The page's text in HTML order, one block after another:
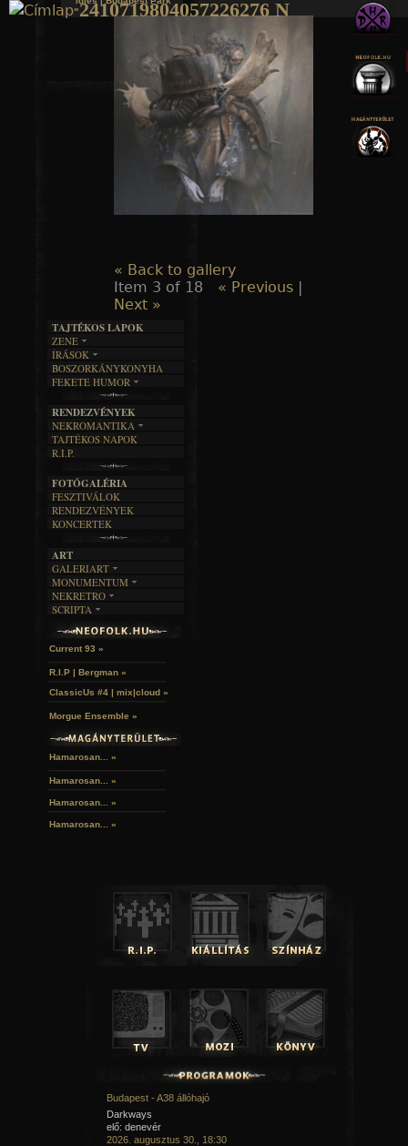
Jump to navigation
2410719804057226276 N
« Back to gallery
Item 3 of 18
« Previous |
Next »
TAJTÉKOS LAPOK
ZENE
EGYÜTTESEK
INTERJÚK
FORDÍTÁSOK
DALSZÖVEGEK
ÍRÁSOK
IRODALOM
FILM
MŰVÉSZET
ÍRÁSTÖRTÉNET
BOSZORKÁNYKONYHA
FEKETE HUMOR
SZÖVEGES
RENDEZVÉNYEK
NEKROMANTIKA
AKTUÁLIS
A MÚLT
TAJTÉKOS NAPOK
R.I.P.
FOTÓGALÉRIA
FESZTIVÁLOK
RENDEZVÉNYEK
KONCERTEK
ART
GALERIART
ARTGALERI
KÉPREGÉNYEK
LAKÁSKULTS
MONUMENTUM
TEMETŐK
TEMPLOMOK
VÁRAK
HELYEK
NEKRETRO
SZUBKULT
FEKETE LYUK
RELIKVIÁK
SCRIPTA
NOVELLÁK
»
Current 93 »
R.I.P | Bergman »
ClassicUs #4 | mix|cloud »
Morgue Ensemble »
Hamarosan... »
Hamarosan... »
Hamarosan... »
Hamarosan... »
Budapest - A38 állóhajó
Darkways
elő: denevér
2026. augusztus 30., 18:30